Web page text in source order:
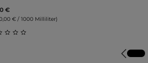
€
€ / 1000 Milliliter)
Bewertung von 0 von